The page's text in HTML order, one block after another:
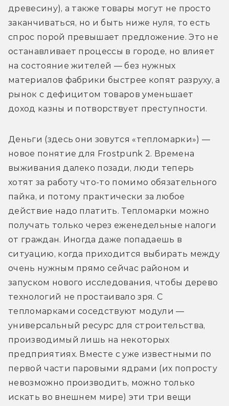
древесину), а также товары могут не просто
заканчиваться, но и быть ниже нуля, то есть
спрос порой превышает предложение. Это не
останавливает процессы в городе, но влияет
на состояние жителей — без нужных
материалов фабрики быстрее копят разруху, а
рынок с дефицитом товаров уменьшает
доход казны и потворствует преступности.
Деньги (здесь они зовутся «тепломарки») —
новое понятие для Frostpunk 2. Времена
выживания далеко позади, люди теперь
хотят за работу что-то помимо обязательного
пайка, и потому практически за любое
действие надо платить. Тепломарки можно
получать только через еженедельные налоги
от граждан. Иногда даже попадаешь в
ситуацию, когда приходится выбирать между
очень нужным прямо сейчас районом и
запуском нового исследования, чтобы дерево
технологий не простаивало зря. С
тепломарками соседствуют модули —
универсальный ресурс для строительства,
производимый лишь на некоторых
предприятиях. Вместе с уже известными по
первой части паровыми ядрами (их попросту
невозможно производить, можно только
искать во внешнем мире) эти три вещи